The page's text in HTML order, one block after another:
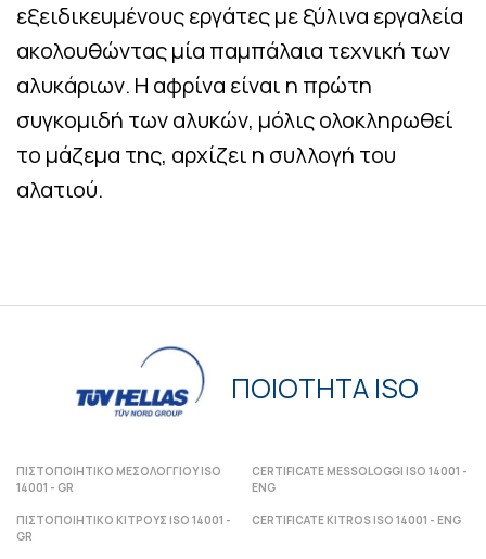
εξειδικευμένους εργάτες με ξύλινα εργαλεία
ακολουθώντας μία παμπάλαια τεχνική των
αλυκάριων. Η αφρίνα είναι η πρώτη
συγκομιδή των αλυκών, μόλις ολοκληρωθεί
το μάζεμα της, αρχίζει η συλλογή του
αλατιού.
ΠΟΙΟΤΗΤΑ ISO
ΠΙΣΤΟΠΟΙΗΤΙΚΟ ΜΕΣΟΛΟΓΓΙΟΥ ISO
14001 - GR
CERTIFICATE MESSOLOGGI ISO 14001 -
ENG
ΠΙΣΤΟΠΟΙΗΤΙΚΟ ΚΙΤΡΟΥΣ ISO 14001 -
GR
CERTIFICATE KITROS ISO 14001 - ENG